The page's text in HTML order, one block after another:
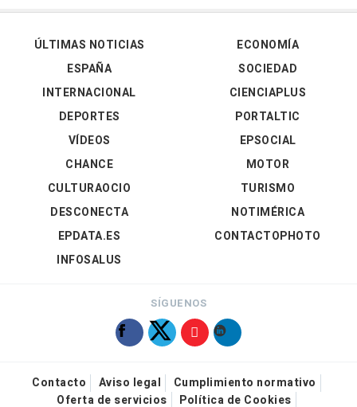
ÚLTIMAS NOTICIAS
ESPAÑA
INTERNACIONAL
DEPORTES
VÍDEOS
ECONOMÍA
SOCIEDAD
CIENCIAPLUS
PORTALTIC
EPSOCIAL
CHANCE
CULTURAOCIO
DESCONECTA
EPDATA.ES
INFOSALUS
MOTOR
TURISMO
NOTIMÉRICA
CONTACTOPHOTO
SÍGUENOS
Contacto Aviso legal
Cumplimiento normativo
Oferta de servicios
Política de Cookies